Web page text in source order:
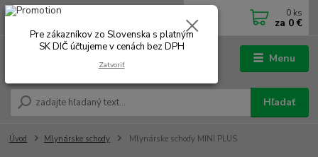
Menu
Hľadať
0902 180 499
0 ks
za 0 €
Úvod Mlynárske schody Mlynárske schody MINI PLUS
Pre zákazníkov zo Slovenska s platným
SK DIČ účtujeme v cenách bez DPH
Zatvoriť